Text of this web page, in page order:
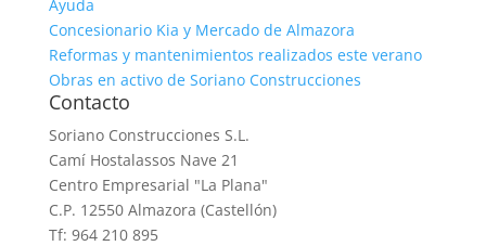
Ayuda
Concesionario Kia y Mercado de Almazora
Reformas y mantenimientos realizados este verano
Obras en activo de Soriano Construcciones
Contacto
Soriano Construcciones S.L.
Camí Hostalassos Nave 21
Centro Empresarial "La Plana"
C.P. 12550 Almazora (Castellón)
Tf: 964 210 895